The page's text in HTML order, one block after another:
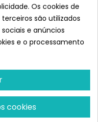
ARQUIVET
Os cookies de
são utilizados
e anúncios
e o processamento
cookies